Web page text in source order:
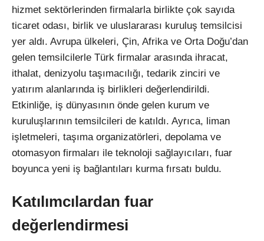
hizmet sektörlerinden firmalarla birlikte çok sayıda
ticaret odası, birlik ve uluslararası kuruluş temsilcisi
yer aldı. Avrupa ülkeleri, Çin, Afrika ve Orta Doğu’dan
gelen temsilcilerle Türk firmalar arasında ihracat,
ithalat, denizyolu taşımacılığı, tedarik zinciri ve
yatırım alanlarında iş birlikleri değerlendirildi.
Etkinliğe, iş dünyasının önde gelen kurum ve
kuruluşlarının temsilcileri de katıldı. Ayrıca, liman
işletmeleri, taşıma organizatörleri, depolama ve
otomasyon firmaları ile teknoloji sağlayıcıları, fuar
boyunca yeni iş bağlantıları kurma fırsatı buldu.
Katılımcılardan fuar
değerlendirmesi